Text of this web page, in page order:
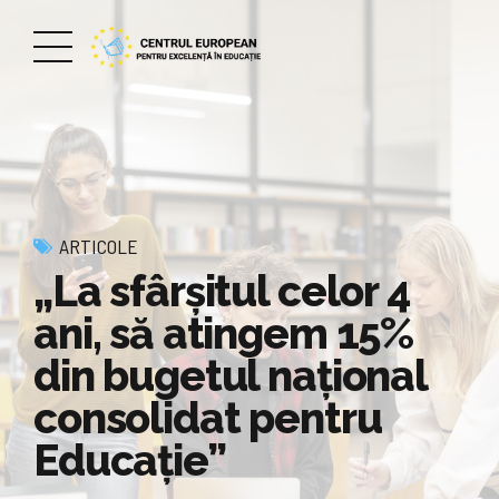
ARTICOLE
„La sfârșitul celor 4
ani, să atingem 15%
din bugetul național
consolidat pentru
Educație”